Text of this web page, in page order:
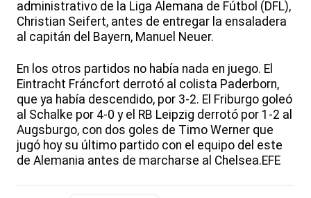
administrativo de la Liga Alemana de Fútbol (DFL),
Christian Seifert, antes de entregar la ensaladera
al capitán del Bayern, Manuel Neuer.
En los otros partidos no había nada en juego. El
Eintracht Fráncfort derrotó al colista Paderborn,
que ya había descendido, por 3-2. El Friburgo goleó
al Schalke por 4-0 y el RB Leipzig derrotó por 1-2 al
Augsburgo, con dos goles de Timo Werner que
jugó hoy su último partido con el equipo del este
de Alemania antes de marcharse al Chelsea.EFE